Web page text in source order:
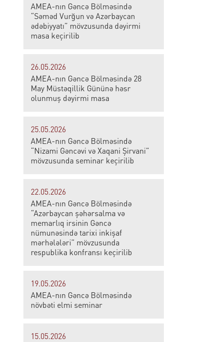
AMEA-nın Gəncə Bölməsində
“Səməd Vurğun və Azərbaycan
ədəbiyyatı” mövzusunda dəyirmi
masa keçirilib
26.05.2026
AMEA-nın Gəncə Bölməsində 28
May Müstəqillik Gününə həsr
olunmuş dəyirmi masa
25.05.2026
AMEA-nın Gəncə Bölməsində
“Nizami Gəncəvi və Xaqani Şirvani”
mövzusunda seminar keçirilib
22.05.2026
AMEA-nın Gəncə Bölməsində
“Azərbaycan şəhərsalma və
memarlıq irsinin Gəncə
nümunəsində tarixi inkişaf
mərhələləri” mövzusunda
respublika konfransı keçirilib
19.05.2026
AMEA-nın Gəncə Bölməsində
növbəti elmi seminar
15.05.2026